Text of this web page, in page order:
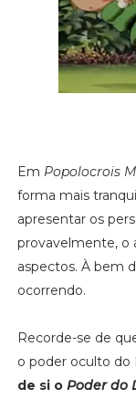
Em Popolocrois
forma mais
apresentar os
provavelmente, o
aspectos. À bem
ocorrendo.
Recorde-se de
o poder oculto do
de si o Poder do